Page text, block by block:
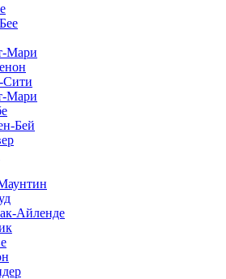
Мари
Сити
Мари
Бей
Айленде